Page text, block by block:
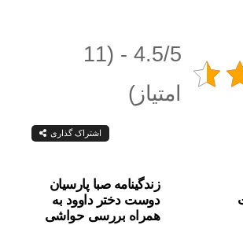
4.5/5 - (11
امتیاز)
اشتراک گذاری
زندگینامه صبا پارسیان
دوست دختر داوود به
همراه بررسی حواشی